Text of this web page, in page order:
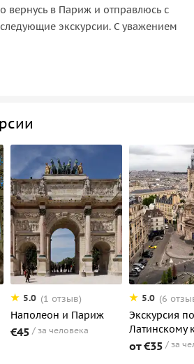
вернусь в Париж и отправлюсь с
экскурсии. С уважением
5.0 (1 отзыв)
Наполеон и Париж
€45 за человека
5.0 (6
Экскурсия по
Латинскому
от €35 за